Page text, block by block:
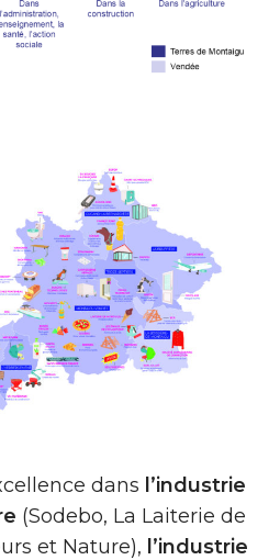
dans l’industrie
(Sodebo, La Laiterie de
et Nature), l’industrie